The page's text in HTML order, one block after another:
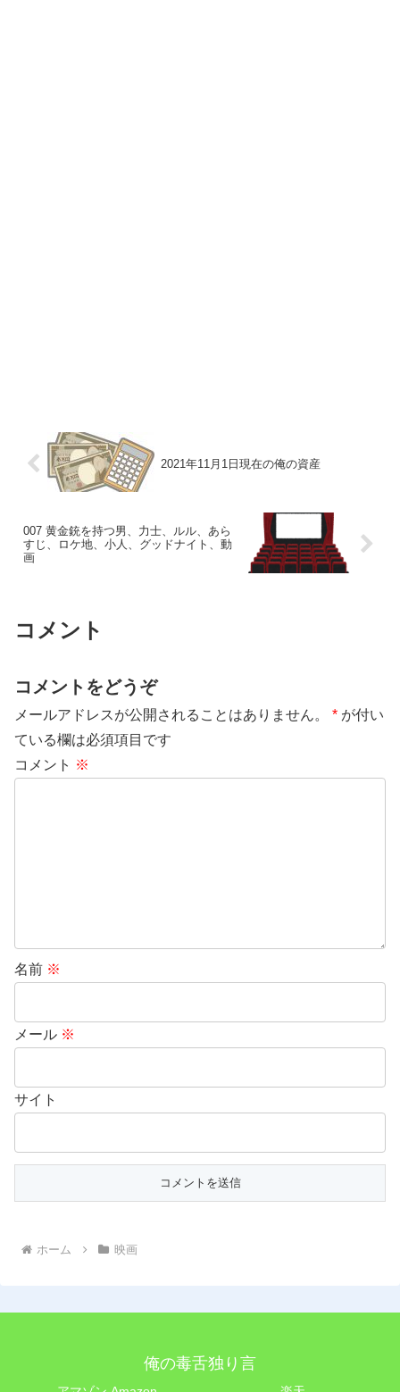
2021年11月1日現在の俺の資産
007 黄金銃を持つ男、力士、ルル、あら
すじ、ロケ地、小人、グッドナイト、動
画
コメント
コメントをどうぞ
メールアドレスが公開されることはありません。 * が付い
ている欄は必須項目です
コメント ※
名前 ※
メール ※
サイト
ホーム 映画
俺の毒舌独り言